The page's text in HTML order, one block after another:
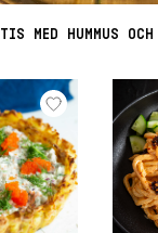
MED HUMMUS